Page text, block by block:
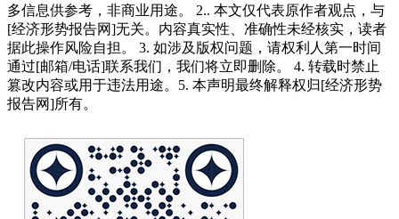
多信息供参考，非商业用途。 2.. 本文仅代表原作者观点，与
[经济形势报告网]无关。内容真实性、准确性未经核实，读者
据此操作风险自担。 3. 如涉及版权问题，请权利人第一时间
通过[邮箱/电话]联系我们，我们将立即删除。 4. 转载时禁止
篡改内容或用于违法用途。5. 本声明最终解释权归[经济形势
报告网]所有。